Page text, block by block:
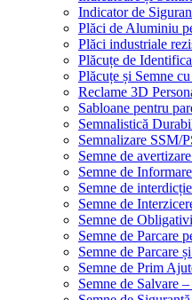
Indicator de
Plăci de Aluminiu
Plăci industriale
Plăcuțe de
Plăcuțe și Semne
Reclame 3D
Sabloane pentru
Semnalistică
Semnalizare SSM/
Semne de
Semne de
Semne de
Semne de
Semne de
Semne de Parcare
Semne de Parcare
Semne de Prim
Semne de Salvare